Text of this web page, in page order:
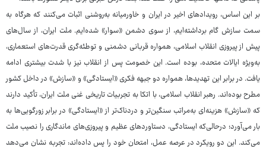
بر این اساس، رویدادهای اخیر در ایران و خاورمیانه به‌روشنی اثبات می‌کنند که هرگاه به
سمت سازش گام برداشته‌ایم، از سوی دشمن «سوار» شده‌ایم. ملت ایران، از سال‌های
پیش از پیروزی انقلاب اسلامی، همواره قربانی دشمنی و توطئه‌گری قدرت‌های استعماری،
به‌ویژه ایالات متحده، بوده است. این خصومت پس از انقلاب نیز با شدت بیشتری ادامه
یافت. در برابر این تهدیدها، همواره دو جبهه فکری «ایستادگی» و «سازش» در داخل کشور
مطرح بوده‌اند. رهبر انقلاب اسلامی، با اتکا به تجربیات تاریخی غنی ملت ایران، تأکید دارند
که «سازش» هزینه‌ای به‌مراتب سنگین‌تر و دردناک‌تر از «ایستادگی» در برابر زورگویی‌ها به
بار می‌آورد؛ درحالی‌که ایستادگی، دستاوردهای عظیم و پیروزی‌های ماندگاری را نصیب ملت
می‌کند. این دو رویکرد در عرصه عمل، امتحان خود را پس داده‌اند: تجربه نشان می‌دهد